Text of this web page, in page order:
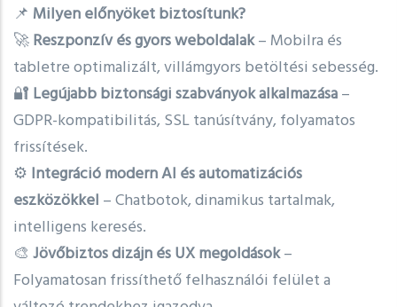
📌 Milyen előnyöket biztosítunk?
🚀Reszponzív és gyors weboldalak– Mobilra és
tabletre optimalizált, villámgyors betöltési sebesség.
🔐 Legújabb biztonsági szabványok alkalmazása–
GDPR-kompatibilitás, SSL tanúsítvány, folyamatos
frissítések.
⚙️ Integráció modern AI és automatizációs
eszközökkel – Chatbotok, dinamikus tartalmak,
intelligens keresés.
🎨 Jövőbiztos dizájn és UX megoldások–
Folyamatosan frissíthető felhasználói felület a